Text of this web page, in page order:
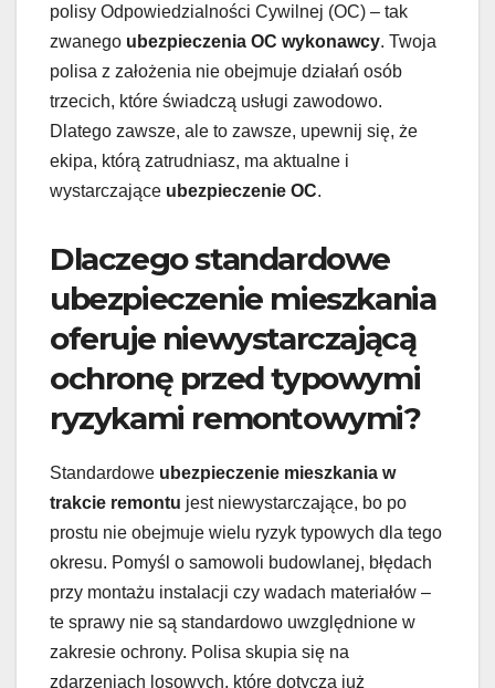
polisy Odpowiedzialności Cywilnej (OC) – tak
zwanego ubezpieczenia OC wykonawcy. Twoja
polisa z założenia nie obejmuje działań osób
trzecich, które świadczą usługi zawodowo.
Dlatego zawsze, ale to zawsze, upewnij się, że
ekipa, którą zatrudniasz, ma aktualne i
wystarczające ubezpieczenie OC.
Dlaczego standardowe
ubezpieczenie mieszkania
oferuje niewystarczającą
ochronę przed typowymi
ryzykami remontowymi?
Standardowe ubezpieczenie mieszkania w
trakcie remontu jest niewystarczające, bo po
prostu nie obejmuje wielu ryzyk typowych dla tego
okresu. Pomyśl o samowoli budowlanej, błędach
przy montażu instalacji czy wadach materiałów –
te sprawy nie są standardowo uwzględnione w
zakresie ochrony. Polisa skupia się na
zdarzeniach losowych, które dotyczą już